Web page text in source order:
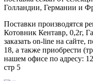
Голландии, Германии и
Поставки производятся
Котовник Кентавр, 0,2г,
заказать on-line на сайте,
18, а также приобрести
нашем офисе по адресу:
стр 5